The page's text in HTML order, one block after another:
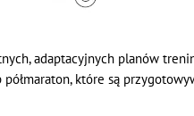
adaptacyjnych planów
które są